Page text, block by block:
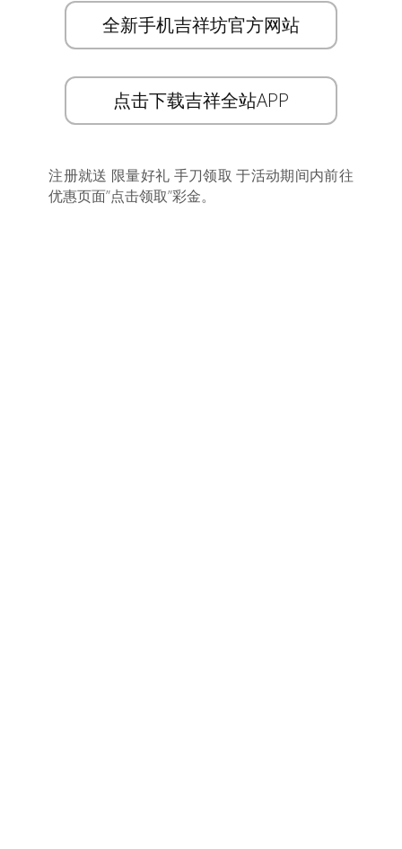
全新手机吉祥坊官方网站
点击下载吉祥全站APP
注册就送 限量好礼 手刀领取 于活动期间内前往
优惠页面”点击领取”彩金。